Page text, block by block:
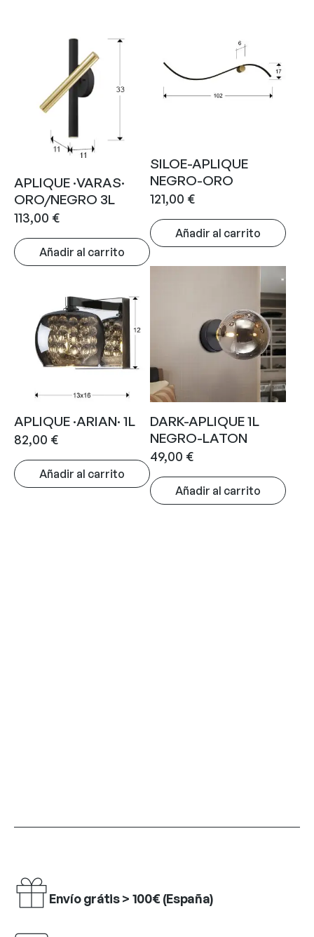
APLIQUE ·VARAS·
ORO/NEGRO 3L
113,00 €
Añadir al carrito
SILOE-APLIQUE
NEGRO-ORO
121,00 €
Añadir al carrito
APLIQUE ·ARIAN· 1L
82,00 €
Añadir al carrito
DARK-APLIQUE 1L
NEGRO-LATON
49,00 €
Añadir al carrito
Envío grátis > 100€ (España)